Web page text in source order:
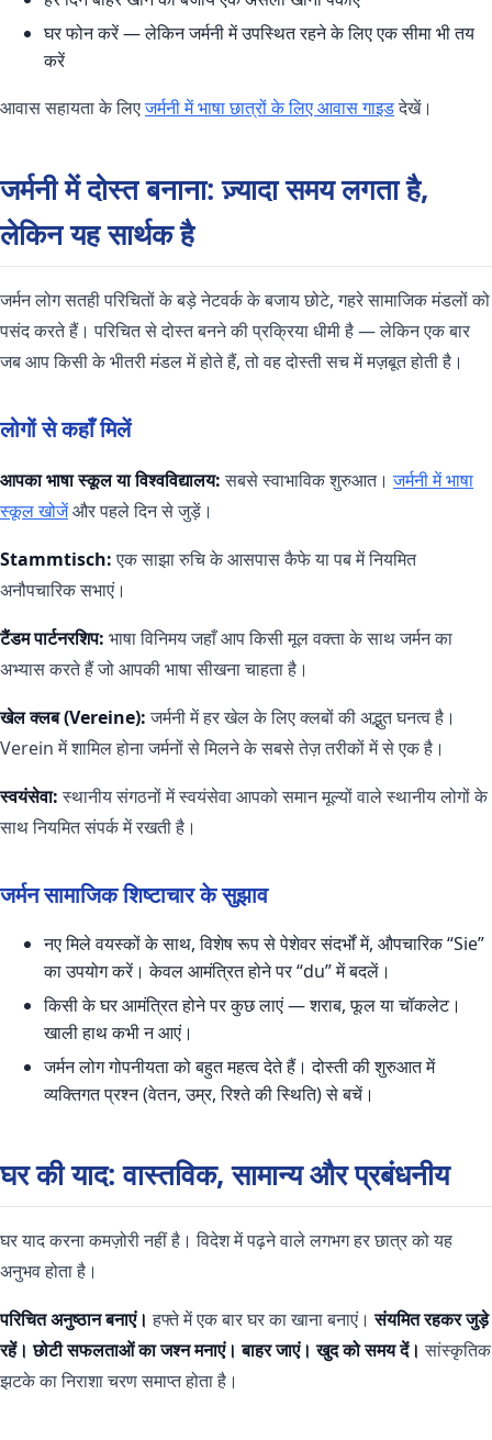
घर फोन करें — लेकिन जर्मनी में उपस्थित रहने के लिए एक सीमा भी तय
करें
आवास सहायता के लिएजर्मनी में भाषा छात्रों के लिए आवास गाइडदेखें।
जर्मनी में दोस्त बनाना: ज़्यादा समय लगता है,
लेकिन यह सार्थक है
जर्मन लोग सतही परिचितों के बड़े नेटवर्क के बजाय छोटे, गहरे सामाजिक मंडलों को
पसंद करते हैं। परिचित से दोस्त बनने की प्रक्रिया धीमी है — लेकिन एक बार
जब आप किसी के भीतरी मंडल में होते हैं, तो वह दोस्ती सच में मज़बूत होती है।
लोगों से कहाँ मिलें
आपका भाषा स्कूल या विश्वविद्यालय:सबसे स्वाभाविक शुरुआत।जर्मनी में भाषा
स्कूल खोजेंऔर पहले दिन से जुड़ें।
Stammtisch:एक साझा रुचि के आसपास कैफे या पब में नियमित
अनौपचारिक सभाएं।
टैंडम पार्टनरशिप: भाषा विनिमय जहाँ आप किसी मूल वक्ता के साथ जर्मन का
अभ्यास करते हैं जो आपकी भाषा सीखना चाहता है।
खेल क्लब (Vereine):जर्मनी में हर खेल के लिए क्लबों की अद्भुत घनत्व है।
Verein में शामिल होना जर्मनों से मिलने के सबसे तेज़ तरीकों में से एक है।
स्वयंसेवा:स्थानीय संगठनों में स्वयंसेवा आपको समान मूल्यों वाले स्थानीय लोगों के
साथ नियमित संपर्क में रखती है।
जर्मन सामाजिक शिष्टाचार के सुझाव
नए मिले वयस्कों के साथ, विशेष रूप से पेशेवर संदर्भों में, औपचारिक “Sie”
का उपयोग करें। केवल आमंत्रित होने पर “du” में बदलें।
किसी के घर आमंत्रित होने पर कुछ लाएं — शराब, फूल या चॉकलेट।
खाली हाथ कभी न आएं।
जर्मन लोग गोपनीयता को बहुत महत्व देते हैं। दोस्ती की शुरुआत में
व्यक्तिगत प्रश्न (वेतन, उम्र, रिश्ते की स्थिति) से बचें।
घर की याद: वास्तविक, सामान्य और प्रबंधनीय
घर याद करना कमज़ोरी नहीं है। विदेश में पढ़ने वाले लगभग हर छात्र को यह
अनुभव होता है।
परिचित अनुष्ठान बनाएं। हफ्ते में एक बार घर का खाना बनाएं।संयमित रहकर जुड़े
रहें। छोटी सफलताओं का जश्न मनाएं। बाहर जाएं। खुद को समय दें। सांस्कृतिक
झटके का निराशा चरण समाप्त होता है।